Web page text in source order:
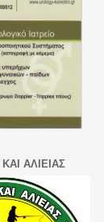
ΑΛΙΕΙΑΣ